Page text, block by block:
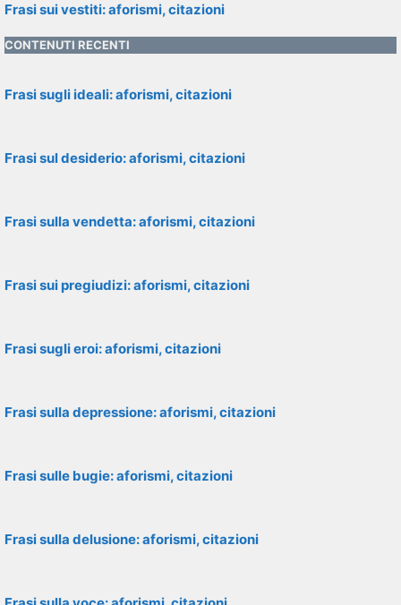
Frasi sui vestiti: aforismi, citazioni
CONTENUTI RECENTI
Frasi sugli ideali: aforismi, citazioni
Frasi sul desiderio: aforismi, citazioni
Frasi sulla vendetta: aforismi, citazioni
Frasi sui pregiudizi: aforismi, citazioni
Frasi sugli eroi: aforismi, citazioni
Frasi sulla depressione: aforismi, citazioni
Frasi sulle bugie: aforismi, citazioni
Frasi sulla delusione: aforismi, citazioni